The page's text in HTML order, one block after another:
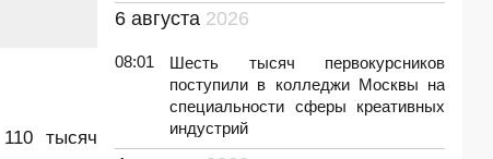
тысяч
6 августа 2026
08:01
Шесть тысяч первокурсников
поступили в колледжи Москвы на
специальности сферы креативных
индустрий